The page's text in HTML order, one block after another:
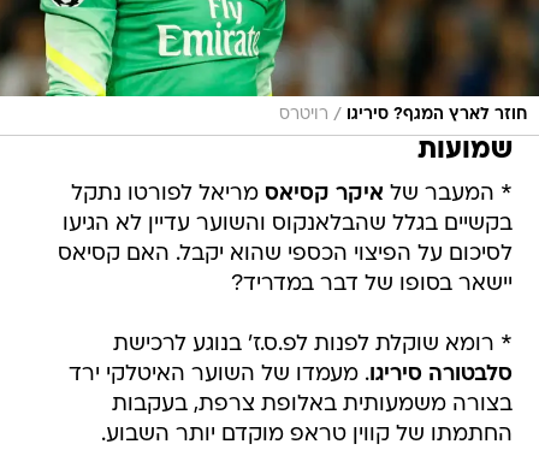
חוזר לארץ המגף? סיריגו / רויטרס
שמועות
* המעבר של איקר קסיאס מריאל לפורטו נתקל
בקשיים בגלל שהבלאנקוס והשוער עדיין לא הגיעו
לסיכום על הפיצוי הכספי שהוא יקבל. האם קסיאס
יישאר בסופו של דבר במדריד?
* רומא שוקלת לפנות לפ.ס.ז' בנוגע לרכישת
סלבטורה סיריגו. מעמדו של השוער האיטלקי ירד
בצורה משמעותית באלופת צרפת, בעקבות
החתמתו של קווין טראפ מוקדם יותר השבוע.